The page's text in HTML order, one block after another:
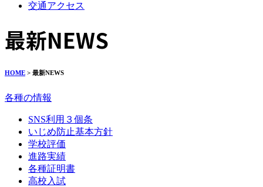
交通アクセス
最新NEWS
HOME > 最新NEWS
各種の情報
SNS利用３個条
いじめ防止基本方針
学校評価
進路実績
各種証明書
高校入試